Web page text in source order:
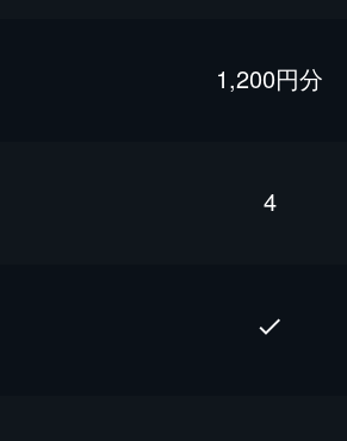
1,200円分
4